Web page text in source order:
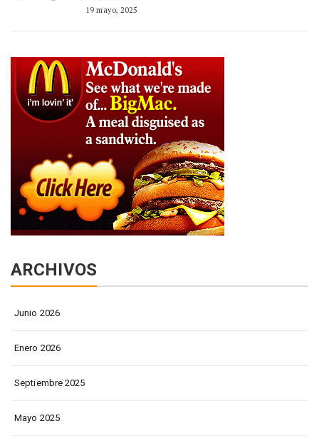
19 mayo, 2025
ARCHIVOS
Junio 2026
Enero 2026
Septiembre 2025
Mayo 2025